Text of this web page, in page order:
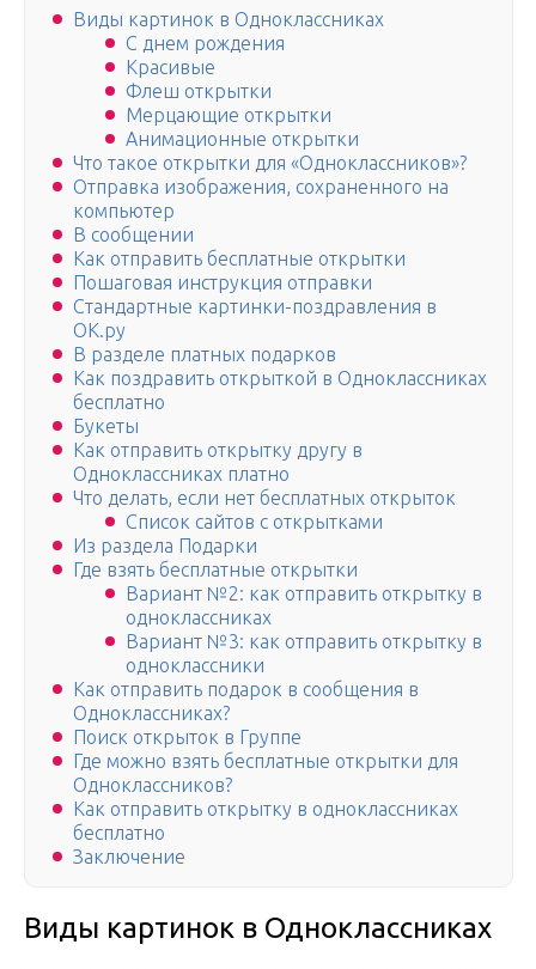
Виды картинок в Одноклассниках
С днем рождения
Красивые
Флеш открытки
Мерцающие открытки
Анимационные открытки
Что такое открытки для «Одноклассников»?
Отправка изображения, сохраненного на
компьютер
В сообщении
Как отправить бесплатные открытки
Пошаговая инструкция отправки
Стандартные картинки-поздравления в
ОК.ру
В разделе платных подарков
Как поздравить открыткой в Одноклассниках
бесплатно
Букеты
Как отправить открытку другу в
Одноклассниках платно
Что делать, если нет бесплатных открыток
Список сайтов с открытками
Из раздела Подарки
Где взять бесплатные открытки
Вариант №2: как отправить открытку в
одноклассниках
Вариант №3: как отправить открытку в
одноклассники
Как отправить подарок в сообщения в
Одноклассниках?
Поиск открыток в Группе
Где можно взять бесплатные открытки для
Одноклассников?
Как отправить открытку в одноклассниках
бесплатно
Заключение
Виды картинок в Одноклассниках